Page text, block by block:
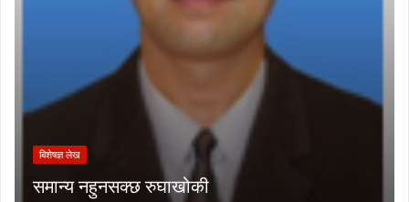
बिशेषज्ञ लेख
समान्य नहुनसक्छ रुघाखोकी